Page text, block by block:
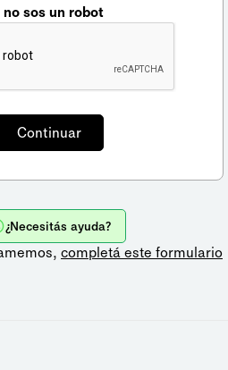
sos un robot
¿Necesitás ayuda?
completá este formulario